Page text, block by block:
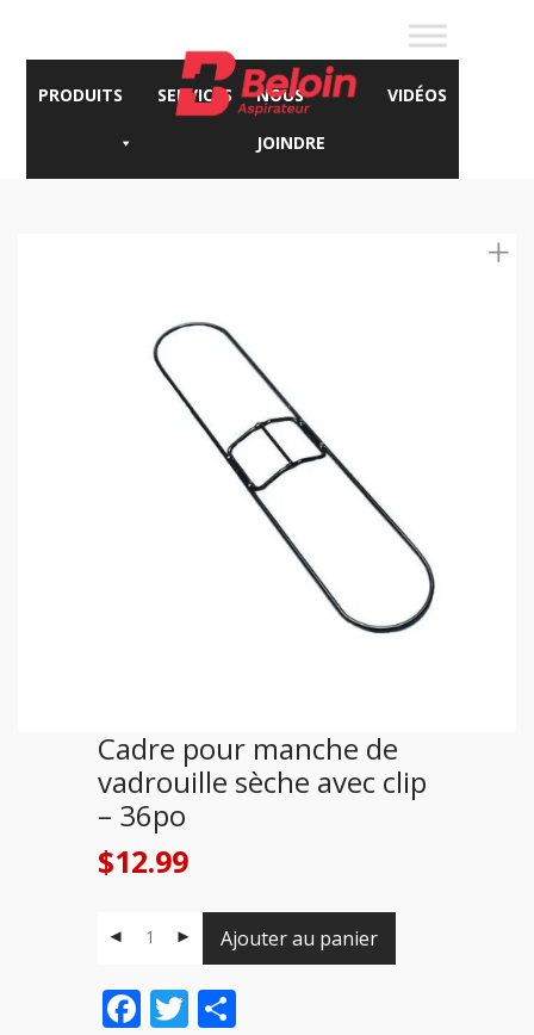
PRODUITS SERVICES NOUS
JOINDRE
VIDÉOS
Cadre pour manche de
vadrouille sèche avec clip
– 36po
$12.99
Ajouter au panier
Facebook
Twitter
Share